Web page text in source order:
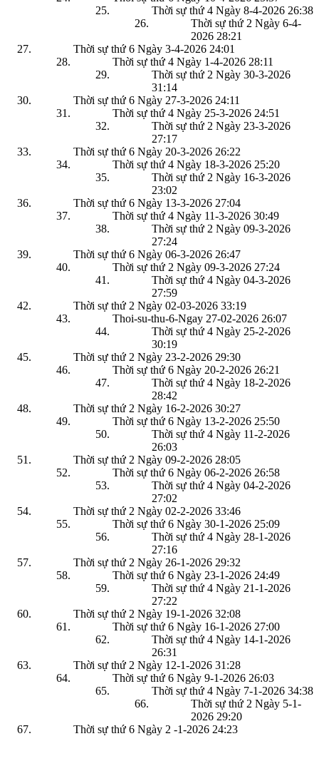
Thời sự thứ 4 Ngày 8-4-2026 26:38
Thời sự thứ 2 Ngày 6-4-
2026 28:21
Thời sự thứ 6 Ngày 3-4-2026 24:01
Thời sự thứ 4 Ngày 1-4-2026 28:11
Thời sự thứ 2 Ngày 30-3-2026
31:14
Thời sự thứ 6 Ngày 27-3-2026 24:11
Thời sự thứ 4 Ngày 25-3-2026 24:51
Thời sự thứ 2 Ngày 23-3-2026
27:17
Thời sự thứ 6 Ngày 20-3-2026 26:22
Thời sự thứ 4 Ngày 18-3-2026 25:20
Thời sự thứ 2 Ngày 16-3-2026
23:02
Thời sự thứ 6 Ngày 13-3-2026 27:04
Thời sự thứ 4 Ngày 11-3-2026 30:49
Thời sự thứ 2 Ngày 09-3-2026
27:24
Thời sự thứ 6 Ngày 06-3-2026 26:47
Thời sự thứ 2 Ngày 09-3-2026 27:24
Thời sự thứ 4 Ngày 04-3-2026
27:59
Thời sự thứ 2 Ngày 02-03-2026 33:19
Thoi-su-thu-6-Ngay 27-02-2026 26:07
Thời sự thứ 4 Ngày 25-2-2026
30:19
Thời sự thứ 2 Ngày 23-2-2026 29:30
Thời sự thứ 6 Ngày 20-2-2026 26:21
Thời sự thứ 4 Ngày 18-2-2026
28:42
Thời sự thứ 2 Ngày 16-2-2026 30:27
Thời sự thứ 6 Ngày 13-2-2026 25:50
Thời sự thứ 4 Ngày 11-2-2026
26:03
Thời sự thứ 2 Ngày 09-2-2026 28:05
Thời sự thứ 6 Ngày 06-2-2026 26:58
Thời sự thứ 4 Ngày 04-2-2026
27:02
Thời sự thứ 2 Ngày 02-2-2026 33:46
Thời sự thứ 6 Ngày 30-1-2026 25:09
Thời sự thứ 4 Ngày 28-1-2026
27:16
Thời sự thứ 2 Ngày 26-1-2026 29:32
Thời sự thứ 6 Ngày 23-1-2026 24:49
Thời sự thứ 4 Ngày 21-1-2026
27:22
Thời sự thứ 2 Ngày 19-1-2026 32:08
Thời sự thứ 6 Ngày 16-1-2026 27:00
Thời sự thứ 4 Ngày 14-1-2026
26:31
Thời sự thứ 2 Ngày 12-1-2026 31:28
Thời sự thứ 6 Ngày 9-1-2026 26:03
Thời sự thứ 4 Ngày 7-1-2026 34:38
Thời sự thứ 2 Ngày 5-1-
2026 29:20
Thời sự thứ 6 Ngày 2 -1-2026 24:23